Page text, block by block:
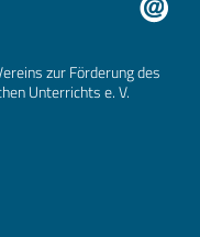
zur Förderung des
Unterrichts e. V.